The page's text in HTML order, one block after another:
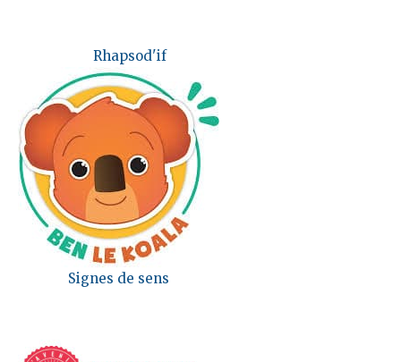
Rhapsod'if
Signes de sens